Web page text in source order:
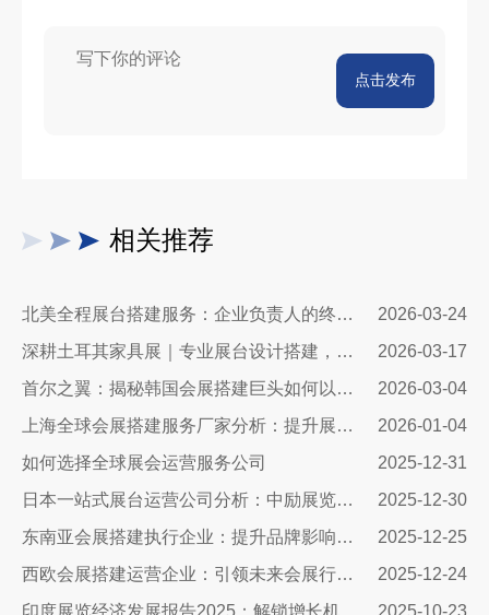
点击发布
相关推荐
北美全程展台搭建服务：企业负责人的终极指南
2026-03-24
深耕土耳其家具展｜专业展台设计搭建，让中国家具品牌抢占中东欧市场C位
2026-03-17
首尔之翼：揭秘韩国会展搭建巨头如何以极致细节与创新科技赋能全球品牌
2026-03-04
上海全球会展搭建服务厂家分析：提升展会质量与体验的关键
2026-01-04
如何选择全球展会运营服务公司
2025-12-31
日本一站式展台运营公司分析：中励展览设计搭建公司
2025-12-30
东南亚会展搭建执行企业：提升品牌影响力与业务拓展的关键伙伴
2025-12-25
西欧会展搭建运营企业：引领未来会展行业的先锋力量
2025-12-24
2025-10-23